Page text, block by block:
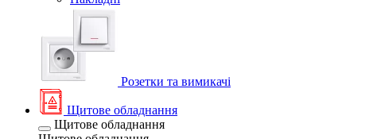
Розетки та вимикачі
Щитове обладнання
Щитове обладнання